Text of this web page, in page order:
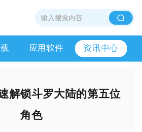
应用软件 资讯中心
解锁斗罗大陆的第五位
角色